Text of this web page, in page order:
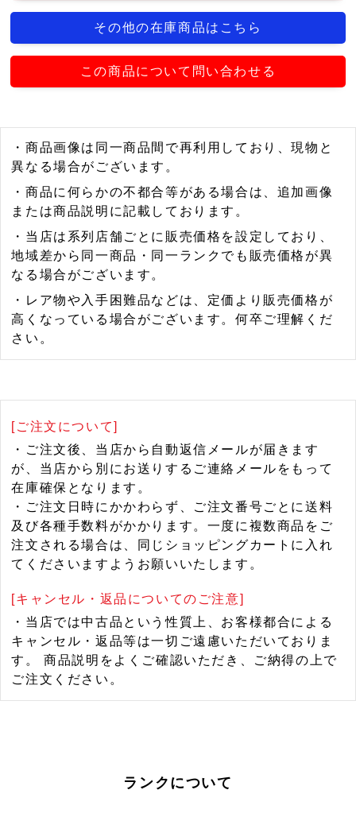
その他の在庫商品はこちら
この商品について問い合わせる
・商品画像は同一商品間で再利用しており、現物と
異なる場合がございます。
・商品に何らかの不都合等がある場合は、追加画像
または商品説明に記載しております。
・当店は系列店舗ごとに販売価格を設定しており、
地域差から同一商品・同一ランクでも販売価格が異
なる場合がございます。
・レア物や入手困難品などは、定価より販売価格が
高くなっている場合がございます。何卒ご理解くだ
さい。
[ご注文について]
・ご注文後、当店から自動返信メールが届きます
が、当店から別にお送りするご連絡メールをもって
在庫確保となります。
・ご注文日時にかかわらず、ご注文番号ごとに送料
及び各種手数料がかかります。一度に複数商品をご
注文される場合は、同じショッピングカートに入れ
てくださいますようお願いいたします。
[キャンセル・返品についてのご注意]
・当店では中古品という性質上、お客様都合による
キャンセル・返品等は一切ご遠慮いただいておりま
す。 商品説明をよくご確認いただき、ご納得の上で
ご注文ください。
ランクについて